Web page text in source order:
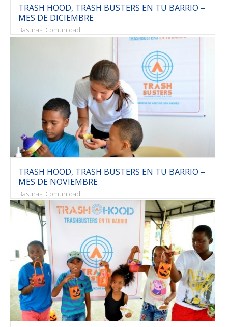
TRASH HOOD, TRASH BUSTERS EN TU BARRIO –
MES DE DICIEMBRE
Basuras, Comunidad
TRASH HOOD, TRASH BUSTERS EN TU BARRIO –
MES DE NOVIEMBRE
Basuras, Comunidad